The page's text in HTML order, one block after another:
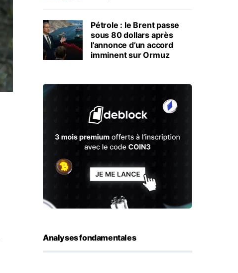
Pétrole : le Brent passe
sous 80 dollars après
l’annonce d’un accord
imminent sur Ormuz
Analyses fondamentales